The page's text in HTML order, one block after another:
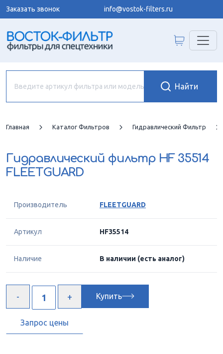
Заказать звонок info@vostok-filters.ru
Главная Каталог Фильтров Гидравлический Фильтр
Гидравлический фильтр HF 35514
FLEETGUARD
Производитель FLEETGUARD
Артикул HF35514
Наличие В наличии (есть аналог)
Купить
Запрос цены